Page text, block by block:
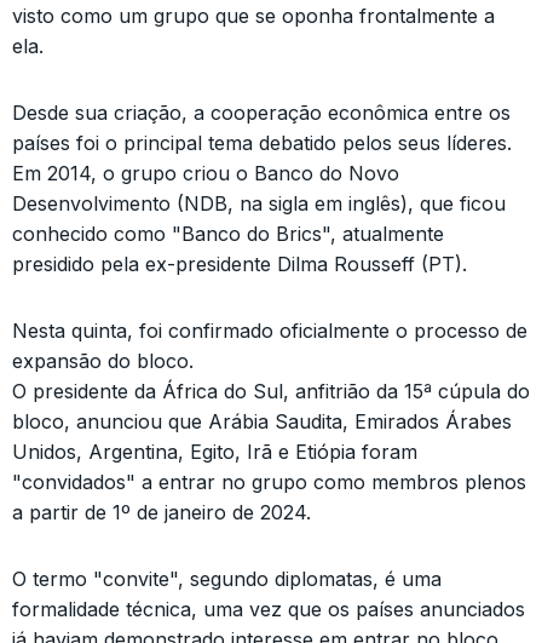
visto como um grupo que se oponha frontalmente a
ela.
Desde sua criação, a cooperação econômica entre os
países foi o principal tema debatido pelos seus líderes.
Em 2014, o grupo criou o Banco do Novo
Desenvolvimento (NDB, na sigla em inglês), que ficou
conhecido como "Banco do Brics", atualmente
presidido pela ex-presidente Dilma Rousseff (PT).
Nesta quinta, foi confirmado oficialmente o processo de
expansão do bloco.
O presidente da África do Sul, anfitrião da 15ª cúpula do
bloco, anunciou que Arábia Saudita, Emirados Árabes
Unidos, Argentina, Egito, Irã e Etiópia foram
"convidados" a entrar no grupo como membros plenos
a partir de 1º de janeiro de 2024.
O termo "convite", segundo diplomatas, é uma
formalidade técnica, uma vez que os países anunciados